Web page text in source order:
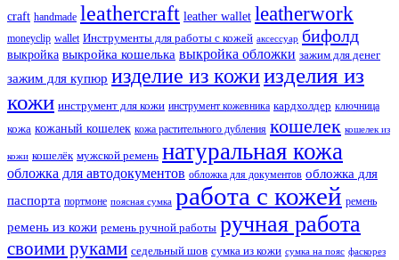
craft handmade leathercraft leather wallet leatherwork
moneyclip wallet Инструменты для работы с кожей аксессуар бифолд
выкройка выкройка кошелька выкройка обложки зажим для денег
зажим для купюр изделие из кожиизделия из
кожи инструмент для кожи инструмент кожевника кардхолдер ключница
кожа кожаный кошелек кожа растительного дубления кошелек кошелек из
кожи кошелёк мужской ремень натуральная кожа
обложка для автодокументов обложка для документов обложка для
паспорта портмоне поясная сумка работа с кожей ремень
ремень из кожи ремень ручной работы ручная работа
своими руками седельный шов сумка из кожи сумка на пояс фаскорез